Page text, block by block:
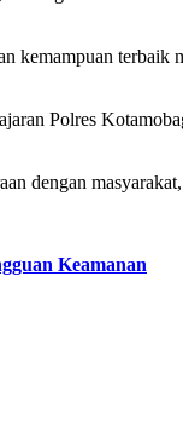
terbaik
Polres
dengan
Keamanan